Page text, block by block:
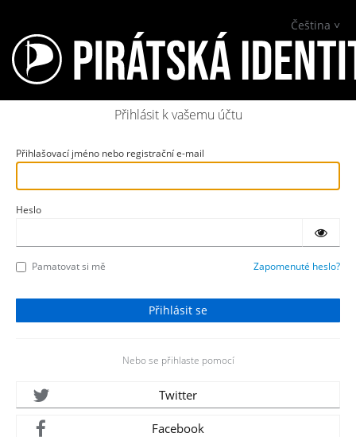
Čeština
Přihlásit k vašemu účtu
Přihlašovací jméno nebo registrační e-mail
Heslo
Pamatovat si mě Zapomenuté heslo?
Nebo se přihlaste pomocí
Twitter
Facebook